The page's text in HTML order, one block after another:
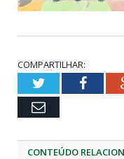
COMPARTILHAR:
Twitter
Email
CONTEÚDO